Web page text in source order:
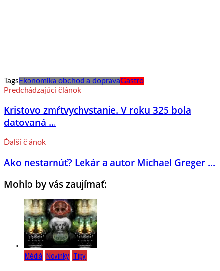
TagsEkonomika obchod a dopravaGastro
Predchádzajúci článok
Kristovo zmŕtvychvstanie. V roku 325 bola
datovaná ...
Ďalší článok
Ako nestarnúť? Lekár a autor Michael Greger ...
Mohlo by vás zaujímať:
Médiá Novinky Tipy